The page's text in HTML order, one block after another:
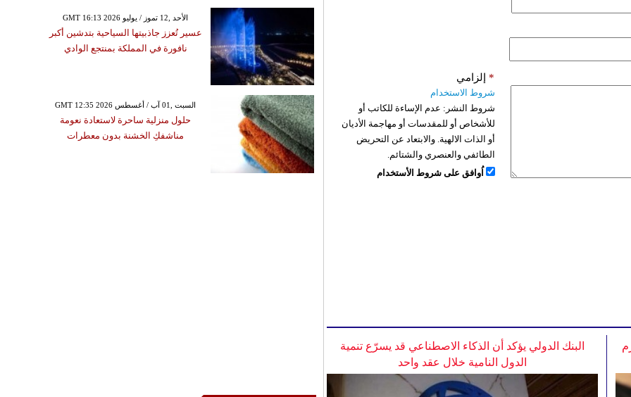
إلزامي *
شروط الاستخدام
شروط النشر: عدم الإساءة للكاتب أو
للأشخاص أو للمقدسات أو مهاجمة الأديان
أو الذات الالهية. والابتعاد عن التحريض
الطائفي والعنصري والشتائم.
اُوافق على شروط الأستخدام
البنك الدولي يؤكد أن الذكاء الاصطناعي قد يسرّع تنمية
الدول النامية خلال عقد واحد
GMT 16:13 2026 الأحد ,12 تموز / يوليو
عسير تُعزز جاذبيتها السياحية بتدشين أكبر
نافورة في المملكة بمنتجع الوادي
GMT 12:35 2026 السبت ,01 آب / أغسطس
حلول منزلية ساحرة لاستعادة نعومة
مناشفكِ الخشنة بدون معطرات